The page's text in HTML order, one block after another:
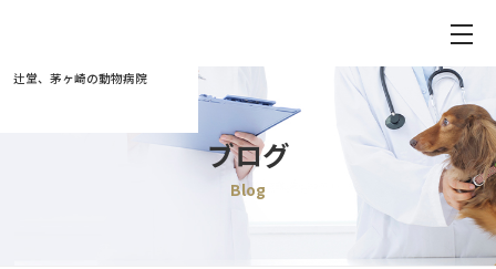
辻堂、茅ヶ崎の動物病院
ブログ
Blog